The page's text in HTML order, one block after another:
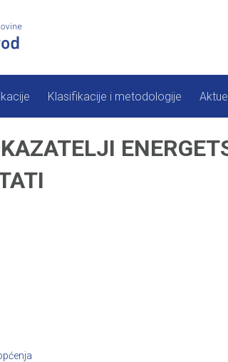
Klasifikacije i metodologije